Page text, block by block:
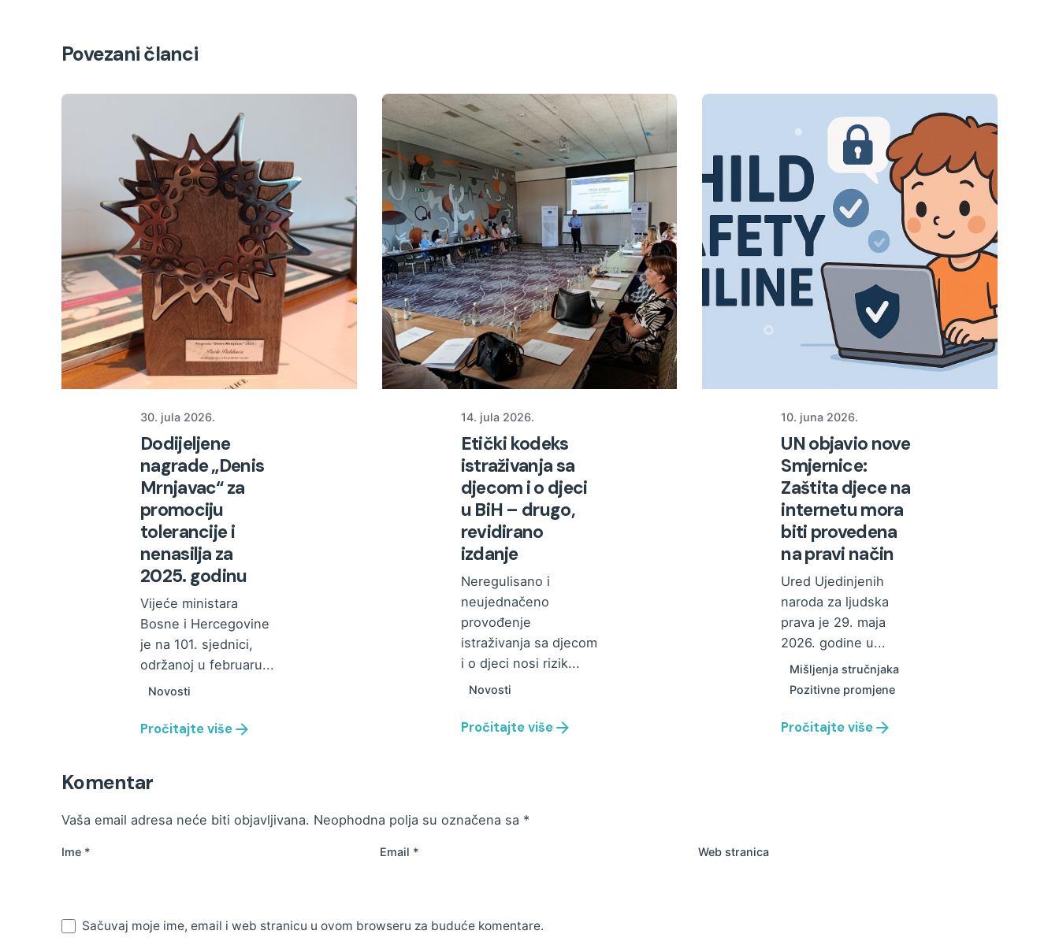
Povezani članci
30. jula 2026.
Dodijeljene
nagrade „Denis
Mrnjavac“ za
promociju
tolerancije i
nenasilja za
2025. godinu
Vijeće ministara
Bosne i Hercegovine
je na 101. sjednici,
održanoj u februaru...
Novosti
Pročitajte više
14. jula 2026.
Etički kodeks
istraživanja sa
djecom i o djeci
u BiH – drugo,
revidirano
izdanje
Neregulisano i
neujednačeno
provođenje
istraživanja sa djecom
i o djeci nosi rizik...
Novosti
Pročitajte više
10. juna 2026.
UN objavio nove
Smjernice:
Zaštita djece na
internetu mora
biti provedena
na pravi način
Ured Ujedinjenih
naroda za ljudska
prava je 29. maja
2026. godine u...
Mišljenja stručnjaka
Pozitivne promjene
Pročitajte više
Komentar
Vaša email adresa neće biti objavljivana. Neophodna polja su označena sa *
Ime * Email * Web stranica
Sačuvaj moje ime, email i web stranicu u ovom browseru za buduće komentare.